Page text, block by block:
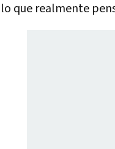
que realmente